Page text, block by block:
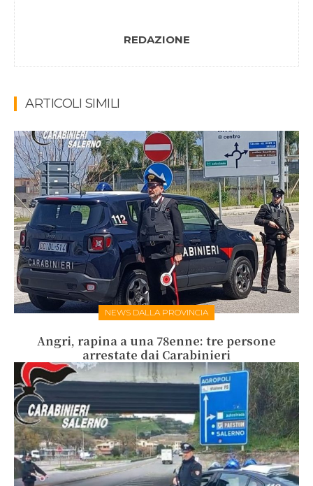
REDAZIONE
ARTICOLI SIMILI
NEWS DALLA PROVINCIA
Angri, rapina a una 78enne: tre persone
arrestate dai Carabinieri